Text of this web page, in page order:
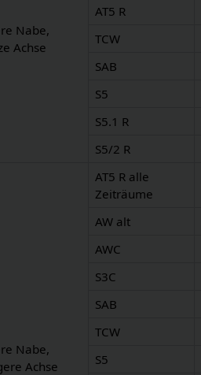
Nabe,
Achse
AT5 R
TCW
SAB
S5
S5.1 R
S5/2 R
Nabe,
Achse
AT5 R alle
Zeiträume
AW alt
AWC
S3C
SAB
TCW
S5